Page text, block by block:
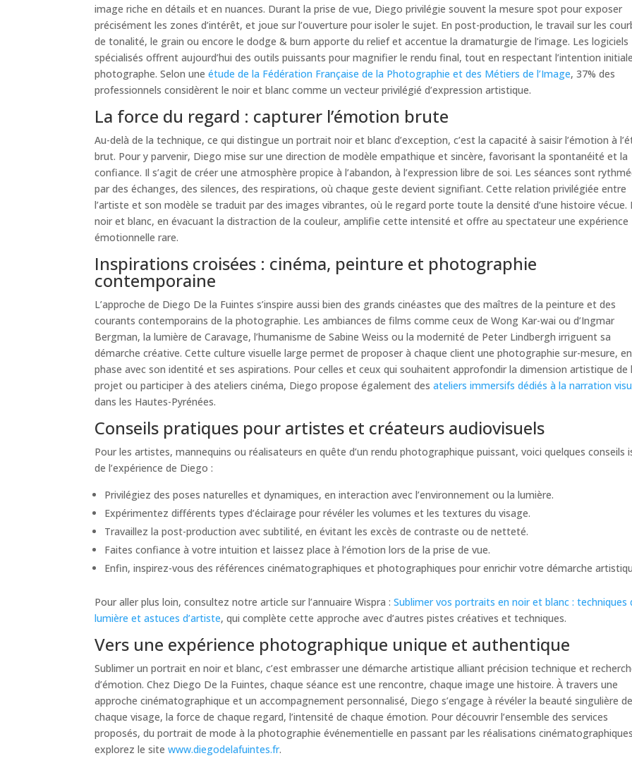
image riche en détails et en nuances. Durant la prise de vue, Diego privilégie souvent la mesure spot pour exposer
précisément les zones d’intérêt, et joue sur l’ouverture pour isoler le sujet. En post-production, le travail sur les
de tonalité, le grain ou encore le dodge & burn apporte du relief et accentue la dramaturgie de l’image. Les logiciels
spécialisés offrent aujourd’hui des outils puissants pour magnifier le rendu final, tout en respectant l’intention
photographe. Selon uneétude de la Fédération Française de la Photographie et des Métiers de l’Image, 37% des
professionnels considèrent le noir et blanc comme un vecteur privilégié d’expression artistique.
La force du regard : capturer l’émotion brute
Au-delà de la technique, ce qui distingue un portrait noir et blanc d’exception, c’est la capacité à saisir l’émotion à
brut. Pour y parvenir, Diego mise sur une direction de modèle empathique et sincère, favorisant la spontanéité et la
confiance. Il s’agit de créer une atmosphère propice à l’abandon, à l’expression libre de soi. Les séances sont
par des échanges, des silences, des respirations, où chaque geste devient signifiant. Cette relation privilégiée entre
l’artiste et son modèle se traduit par des images vibrantes, où le regard porte toute la densité d’une histoire vécue.
noir et blanc, en évacuant la distraction de la couleur, amplifie cette intensité et offre au spectateur une expérience
émotionnelle rare.
Inspirations croisées : cinéma, peinture et photographie
contemporaine
L’approche de Diego De la Fuintes s’inspire aussi bien des grands cinéastes que des maîtres de la peinture et des
courants contemporains de la photographie. Les ambiances de films comme ceux de Wong Kar-wai ou d’Ingmar
Bergman, la lumière de Caravage, l’humanisme de Sabine Weiss ou la modernité de Peter Lindbergh irriguent sa
démarche créative. Cette culture visuelle large permet de proposer à chaque client une photographie sur-mesure, en
phase avec son identité et ses aspirations. Pour celles et ceux qui souhaitent approfondir la dimension artistique de
projet ou participer à des ateliers cinéma, Diego propose également desateliers immersifs dédiés à la narration
dans les Hautes-Pyrénées.
Conseils pratiques pour artistes et créateurs audiovisuels
Pour les artistes, mannequins ou réalisateurs en quête d’un rendu photographique puissant, voici quelques conseils
de l’expérience de Diego :
Privilégiez des poses naturelles et dynamiques, en interaction avec l’environnement ou la lumière.
Expérimentez différents types d’éclairage pour révéler les volumes et les textures du visage.
Travaillez la post-production avec subtilité, en évitant les excès de contraste ou de netteté.
Faites confiance à votre intuition et laissez place à l’émotion lors de la prise de vue.
Enfin, inspirez-vous des références cinématographiques et photographiques pour enrichir votre démarche
Pour aller plus loin, consultez notre article sur l’annuaire Wispra :Sublimer vos portraits en noir et blanc : techniques
lumière et astuces d’artiste, qui complète cette approche avec d’autres pistes créatives et techniques.
Vers une expérience photographique unique et authentique
Sublimer un portrait en noir et blanc, c’est embrasser une démarche artistique alliant précision technique et
d’émotion. Chez Diego De la Fuintes, chaque séance est une rencontre, chaque image une histoire. À travers une
approche cinématographique et un accompagnement personnalisé, Diego s’engage à révéler la beauté singulière de
chaque visage, la force de chaque regard, l’intensité de chaque émotion. Pour découvrir l’ensemble des services
proposés, du portrait de mode à la photographie événementielle en passant par les réalisations
explorez le sitewww.diegodelafuintes.fr.